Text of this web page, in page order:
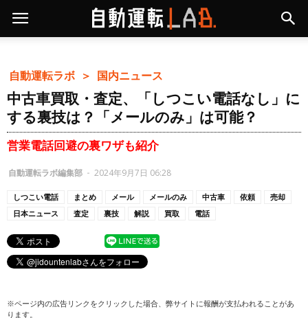
自動運転ラボ ＞ 国内ニュース
中古車買取・査定、「しつこい電話なし」に
する裏技は？「メールのみ」は可能？
営業電話回避の裏ワザも紹介
自動運転ラボ編集部 - 2024年9月7日 06:28
しつこい電話 まとめ メール メールのみ 中古車 依頼
売却
日本ニュース
査定 裏技 解説 買取 電話
※ページ内の広告リンクをクリックした場合、弊サイトに報酬が支払われることがあ
ります。